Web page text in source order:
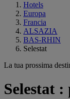
Hotels
Europa
Francia
ALSAZIA
BAS-RHIN
Selestat
La tua prossima
Selestat